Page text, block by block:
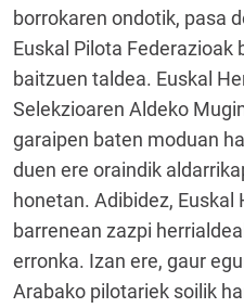
borrokaren ondotik, pasa
Euskal Pilota Federazioak
baitzuen taldea. Euskal
Selekzioaren Aldeko
garaipen baten moduan
duen ere oraindik
honetan. Adibidez, Euskal
barrenean zazpi
erronka. Izan ere, gaur
Arabako pilotariek soilik